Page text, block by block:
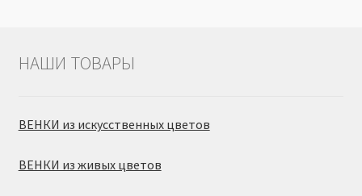
НАШИ ТОВАРЫ
ВЕНКИ из искусственных цветов
ВЕНКИ из живых цветов